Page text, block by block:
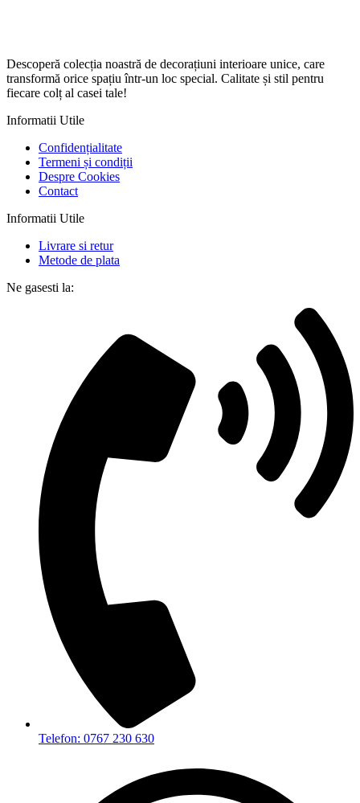
Descoperă colecția noastră de decorațiuni interioare unice, care
transformă orice spațiu într-un loc special. Calitate și stil pentru
fiecare colț al casei tale!
Informatii Utile
Confidențialitate
Termeni și condiții
Despre Cookies
Contact
Informatii Utile
Livrare si retur
Metode de plata
Ne gasesti la:
Telefon: 0767 230 630